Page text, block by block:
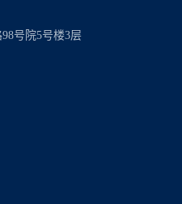
号院5号楼3层